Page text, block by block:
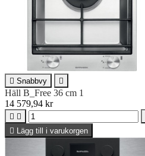
 Snabbvy 
Häll B_Free 36 cm 1
14 579,94 kr
 
 Lägg till i varukorgen